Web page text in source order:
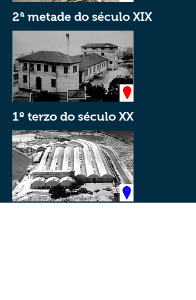
2ª metade do século XIX
1º terzo do século XX